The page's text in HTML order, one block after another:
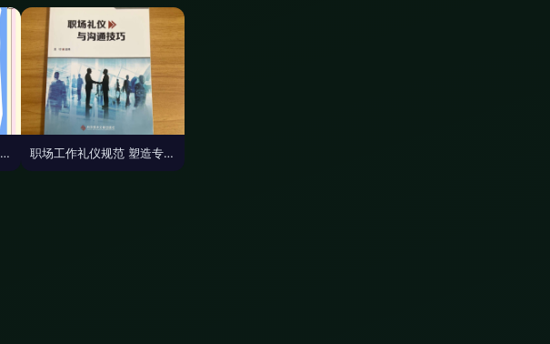
过度管理 企业内耗的隐形杀手 职场工作礼仪规范 塑造专业形象，提升组织效能